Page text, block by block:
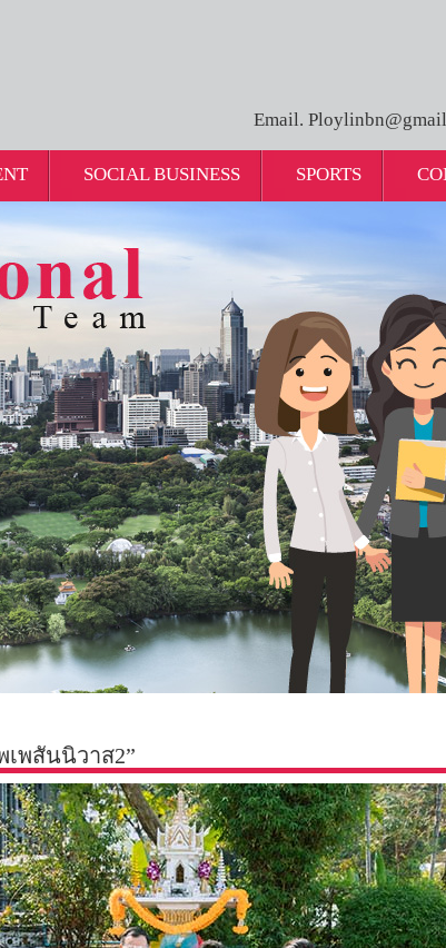
Email.
SOCIAL BUSINESS SPORTS
พสันนิวาส2”